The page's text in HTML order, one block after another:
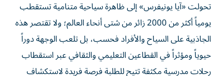
تحولت «آيا يونيفرس» إلى ظاهرة سياحية متنامية تستقطب
يومياً أكثر من 2000 زائر من شتى أنحاء العالم؛ ولا تقتصر هذه
الجاذبية على السياح والأفراد فحسب، بل تلعب الوجهة دوراً
حيوياً ومؤثراً في القطاعين التعليمي والثقافي عبر استقطاب
رحلات مدرسية مكثفة تتيح للطلبة فرصة فريدة لاستكشاف